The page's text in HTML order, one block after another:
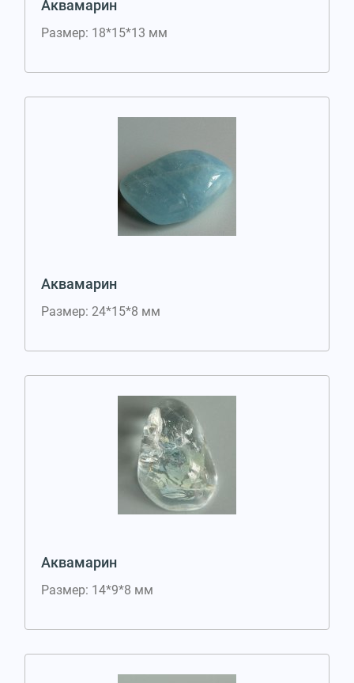
Аквамарин
Размер: 18*15*13 мм
Аквамарин
Размер: 24*15*8 мм
Аквамарин
Размер: 14*9*8 мм